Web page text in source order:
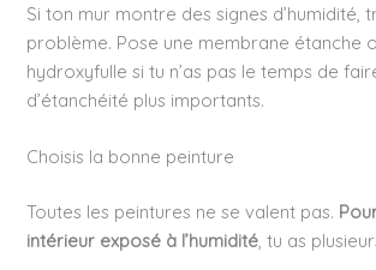
Si ton mur montre des signes d’humidité,
problème. Pose une membrane étanche
hydroxyfulle si tu n’as pas le temps de
d’étanchéité plus importants.
Choisis la bonne peinture
Toutes les peintures ne se valent pas.
intérieur exposé à l’humidité, tu as